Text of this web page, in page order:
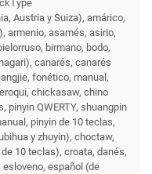
Austria y Suiza), amárico,
armenio, asamés, asirio,
birmano, bodo,
canarés, canarés
fonético, manual,
chickasaw, chino
pinyin QWERTY, shuangpin
pinyin de 10 teclas,
y zhuyin), choctaw,
10 teclas), croata, danés,
español (de